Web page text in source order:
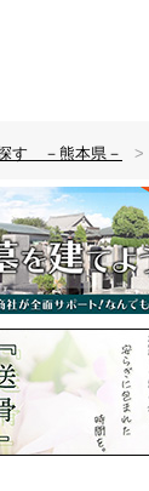
す －熊本県－ >